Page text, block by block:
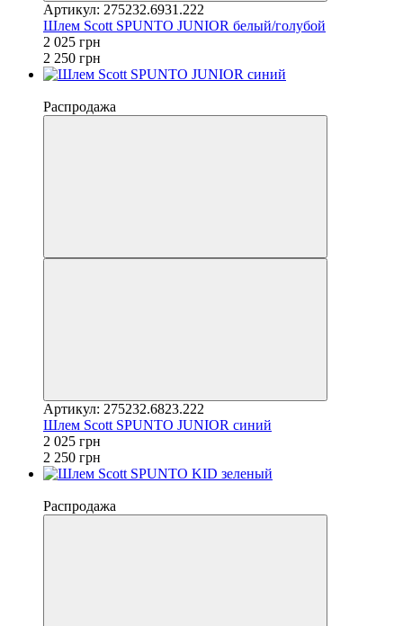
Артикул: 275232.6931.222
Шлем Scott SPUNTO JUNIOR белый/голубой
2 025 грн
2 250 грн
Распродажа
Артикул: 275232.6823.222
Шлем Scott SPUNTO JUNIOR синий
2 025 грн
2 250 грн
Распродажа